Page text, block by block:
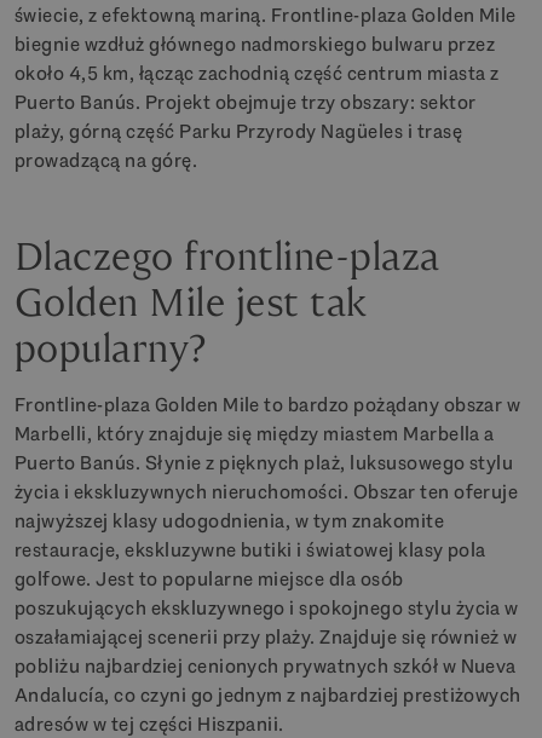
świecie, z efektowną mariną. Frontline-plaza Golden Mile
biegnie wzdłuż głównego nadmorskiego bulwaru przez
około 4,5 km, łącząc zachodnią część centrum miasta z
Puerto Banús. Projekt obejmuje trzy obszary: sektor
plaży, górną część Parku Przyrody Nagüeles i trasę
prowadzącą na górę.
Dlaczego frontline-plaza
Golden Mile jest tak
popularny?
Frontline-plaza Golden Mile to bardzo pożądany obszar w
Marbelli, który znajduje się między miastem Marbella a
Puerto Banús. Słynie z pięknych plaż, luksusowego stylu
życia i ekskluzywnych nieruchomości. Obszar ten oferuje
najwyższej klasy udogodnienia, w tym znakomite
restauracje, ekskluzywne butiki i światowej klasy pola
golfowe. Jest to popularne miejsce dla osób
poszukujących ekskluzywnego i spokojnego stylu życia w
oszałamiającej scenerii przy plaży. Znajduje się również w
pobliżu najbardziej cenionych prywatnych szkół w Nueva
Andalucía, co czyni go jednym z najbardziej prestiżowych
adresów w tej części Hiszpanii.